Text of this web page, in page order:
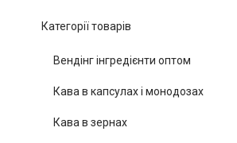
Категорії товарів
Вендінг інгредієнти оптом
Кава в капсулах і монодозах
Кава в зернах